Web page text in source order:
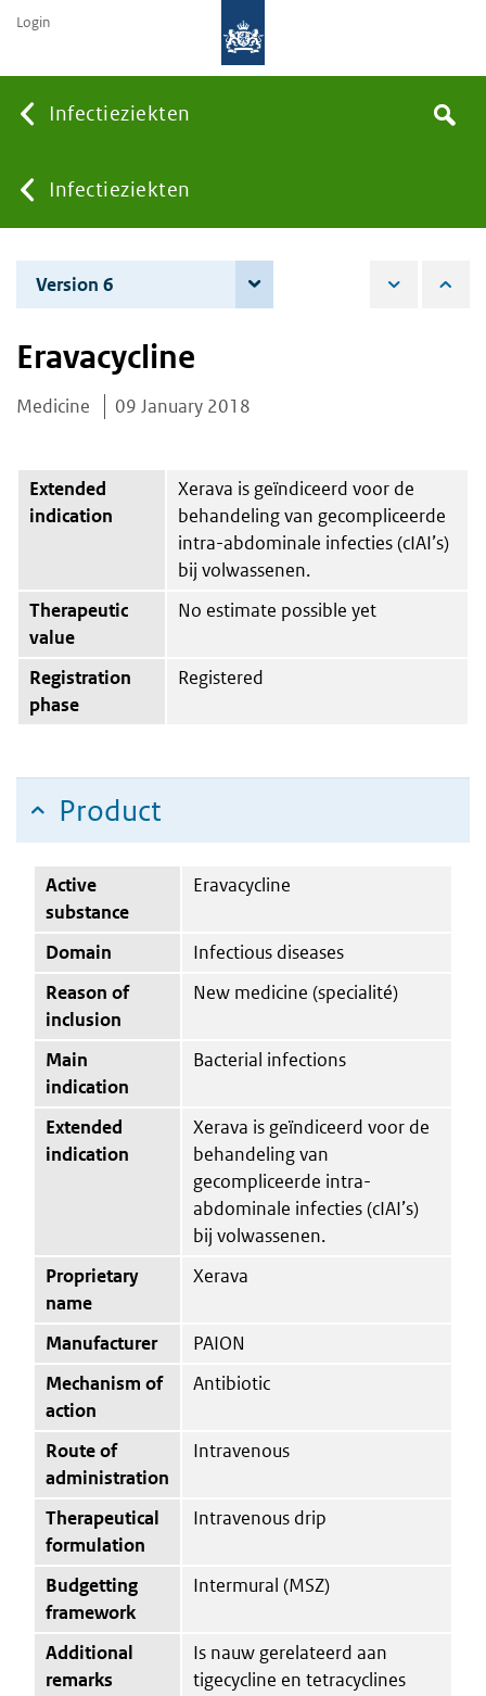
Infectieziekten
You
are
here:
Infectieziekten
the
Search
Login
Version 6
Eravacycline
Medicine 09 January 2018
Extended
indication
Xerava is geïndiceerd voor de
behandeling van gecompliceerde
intra-abdominale infecties (cIAI’s)
bij volwassenen.
Therapeutic
value
No estimate possible yet
Registration
phase
Registered
Product
Active
substance
Eravacycline
Domain
Infectious diseases
Reason of
inclusion
New medicine (specialité)
Main
indication
Bacterial infections
Extended
indication
Xerava is geïndiceerd voor de
behandeling van
gecompliceerde intra-
abdominale infecties (cIAI’s)
bij volwassenen.
Proprietary
name
Xerava
Manufacturer
PAION
Mechanism of
action
Antibiotic
Route of
administration
Intravenous
Therapeutical
formulation
Intravenous drip
Budgetting
framework
Intermural (MSZ)
Additional
remarks
Is nauw gerelateerd aan
tigecycline en tetracyclines